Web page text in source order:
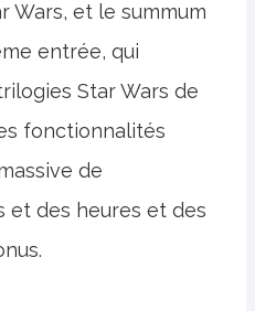
Wars, et le summum
entrée, qui
Star Wars de
fonctionnalités
de
et des heures et des